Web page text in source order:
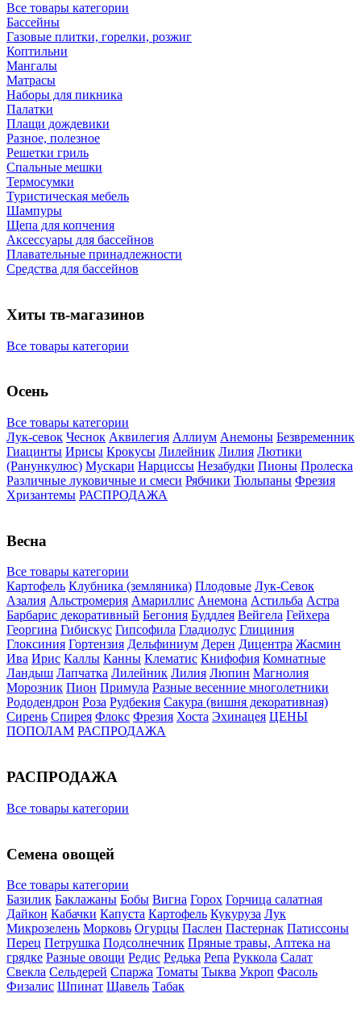
Все товары категории
Бассейны
Газовые плитки, горелки, розжиг
Коптильни
Мангалы
Матрасы
Наборы для пикника
Палатки
Плащи дождевики
Разное, полезное
Решетки гриль
Спальные мешки
Термосумки
Туристическая мебель
Шампуры
Щепа для копчения
Аксессуары для бассейнов
Плавательные принадлежности
Средства для бассейнов
Хиты тв-магазинов
Все товары категории
Осень
Все товары категории
Лук-севок Чеснок Аквилегия Аллиум Анемоны Безвременник
Гиацинты Ирисы Крокусы Лилейник Лилия Лютики
(Ранункулюс) Мускари Нарцисcы Незабудки Пионы Пролеска
Различные луковичные и смеси Рябчики Тюльпаны Фрезия
Хризантемы РАСПРОДАЖА
Весна
Все товары категории
Картофель Клубника (земляника) Плодовые Лук-Севок
Азалия Альстромерия Амариллис Анемона Астильба Астра
Барбарис декоративный Бегония Буддлея Вейгела Гейхера
Георгина Гибискус Гипсофила Гладиолус Глициния
Глоксиния Гортензия Дельфиниум Дерен Дицентра Жасмин
Ива Ирис Каллы Канны Клематис Книфофия Комнатные
Ландыш Лапчатка Лилейник Лилия Люпин Магнолия
Морозник Пион Примула Разные весенние многолетники
Рододендрон Роза Рудбекия Сакура (вишня декоративная)
Сирень Спирея Флокс Фрезия Хоста Эхинацея ЦЕНЫ
ПОПОЛАМ РАСПРОДАЖА
РАСПРОДАЖА
Все товары категории
Семена овощей
Все товары категории
Базилик Баклажаны Бобы Вигна Горох Горчица салатная
Дайкон Кабачки Капуста Картофель Кукуруза Лук
Микрозелень Морковь Огурцы Паслен Пастернак Патиссоны
Перец Петрушка Подсолнечник Пряные травы, Аптека на
грядке Разные овощи Редис Редька Репа Руккола Салат
Свекла Сельдерей Спаржа Томаты Тыква Укроп Фасоль
Физалис Шпинат Щавель Табак